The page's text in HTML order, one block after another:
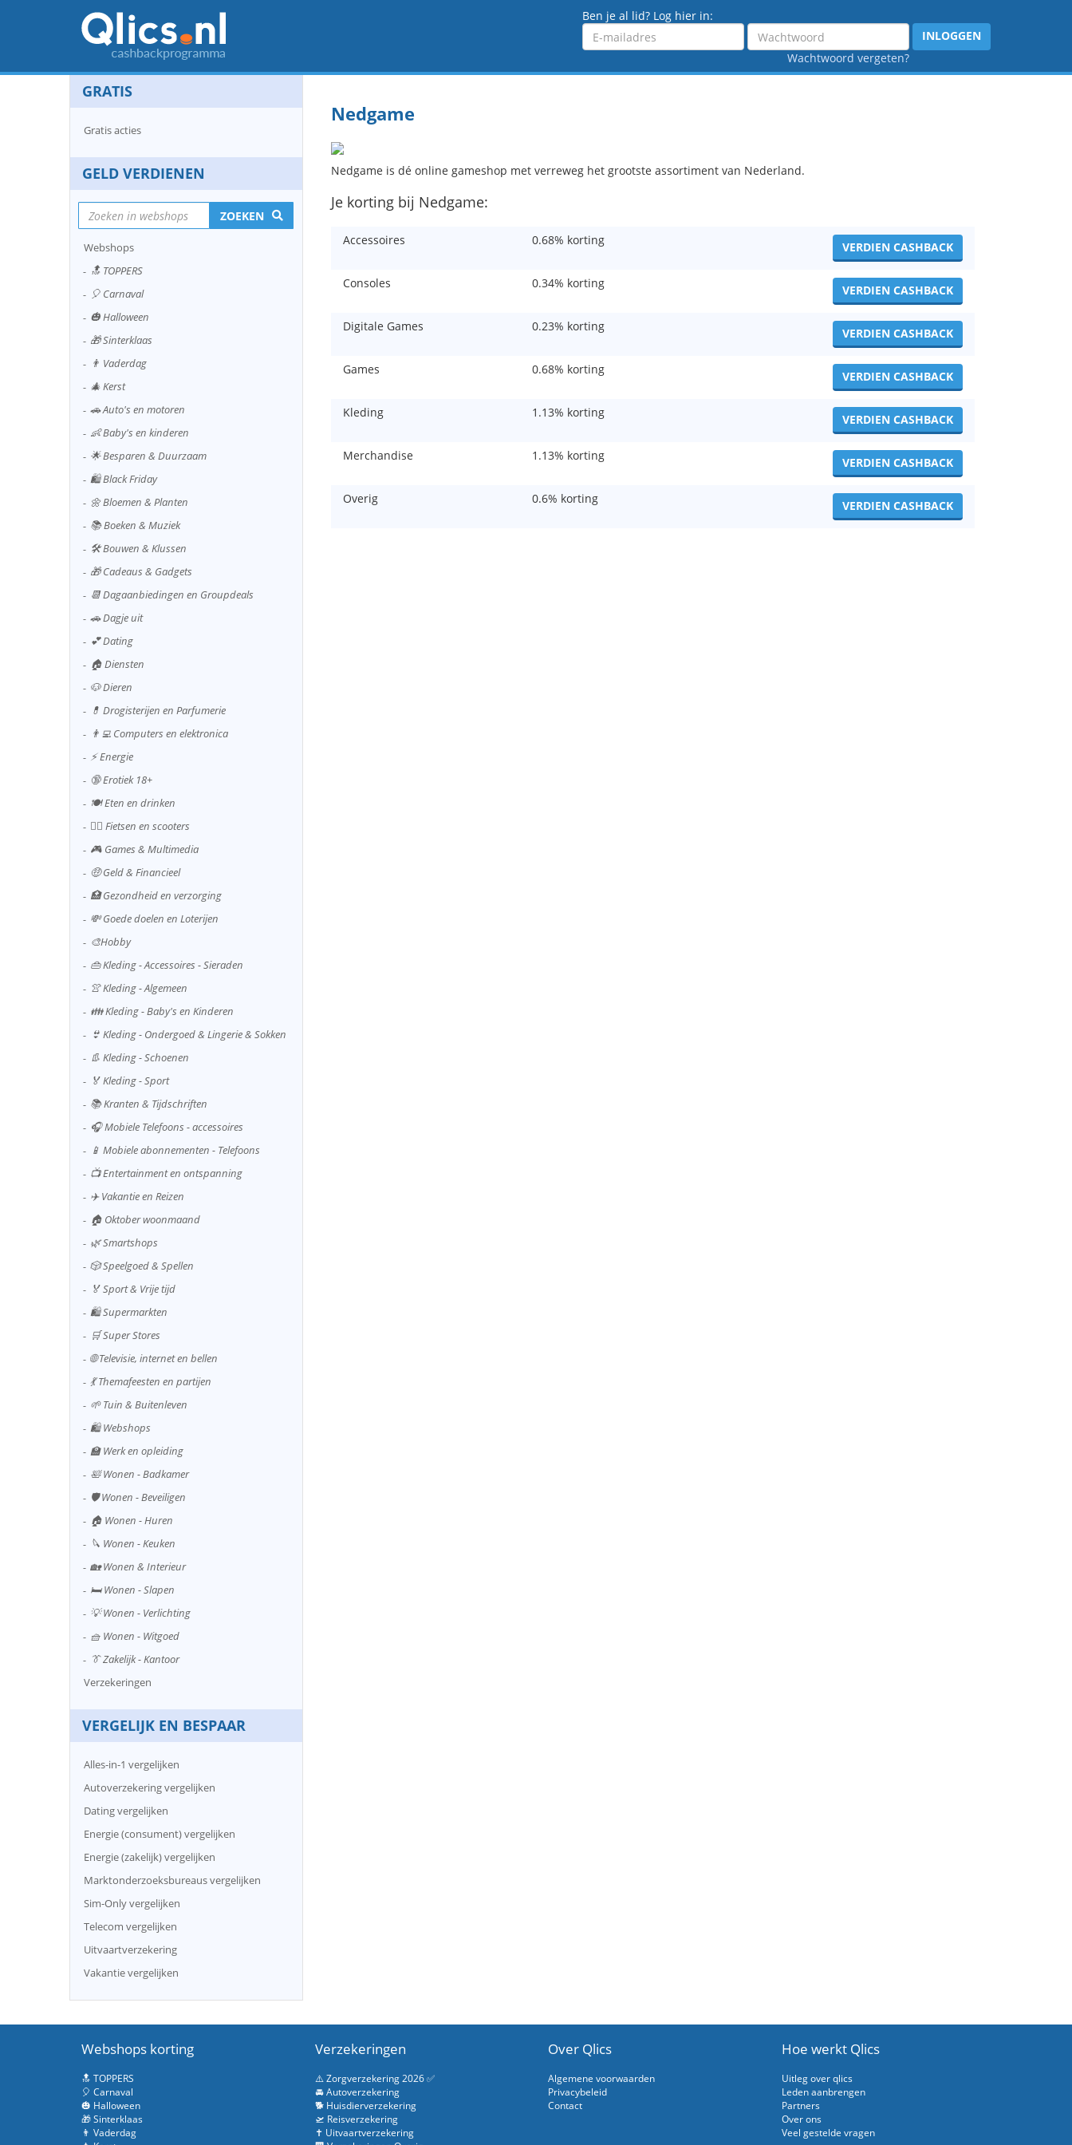
Ben je al lid? Log hier in:
Emailadres
Wachtwoord
Wachtwoord vergeten?
INLOGGEN
Nedgame
Nedgame is dé online gameshop met verreweg het grootste assortiment van Nederland.
Je korting bij Nedgame:
Accessoires 0.68% korting VERDIEN CASHBACK
Consoles 0.34% korting VERDIEN CASHBACK
Digitale Games 0.23% korting VERDIEN CASHBACK
Games 0.68% korting VERDIEN CASHBACK
Kleding 1.13% korting VERDIEN CASHBACK
Merchandise 1.13% korting VERDIEN CASHBACK
Overig 0.6% korting VERDIEN CASHBACK
GRATIS
Gratis acties
GELD VERDIENEN
ZOEKEN
Webshops
🔝 TOPPERS
🎈 Carnaval
🎃 Halloween
🎁 Sinterklaas
👨 Vaderdag
🎄 Kerst
🚗 Auto's en motoren
👶 Baby's en kinderen
🌟 Besparen & Duurzaam
🛍️ Black Friday
🌼 Bloemen & Planten
📚 Boeken & Muziek
🛠️ Bouwen & Klussen
🎁 Cadeaus & Gadgets
📆 Dagaanbiedingen en Groupdeals
🚗 Dagje uit
💕 Dating
🏠 Diensten
🐶 Dieren
💊 Drogisterijen en Parfumerie
👨‍💻 Computers en elektronica
⚡ Energie
🔞 Erotiek 18+
🍽️ Eten en drinken
🚴‍♂️ Fietsen en scooters
🎮 Games & Multimedia
🤑 Geld & Financieel
🏥 Gezondheid en verzorging
💸 Goede doelen en Loterijen
🎨Hobby
👜 Kleding - Accessoires - Sieraden
👚 Kleding - Algemeen
👪 Kleding - Baby's en Kinderen
👙 Kleding - Ondergoed & Lingerie & Sokken
👢 Kleding - Schoenen
🏅 Kleding - Sport
📚 Kranten & Tijdschriften
🎧 Mobiele Telefoons - accessoires
📱 Mobiele abonnementen - Telefoons
📺 Entertainment en ontspanning
✈️ Vakantie en Reizen
🏠 Oktober woonmaand
🌿 Smartshops
🎲 Speelgoed & Spellen
🏅 Sport & Vrije tijd
🛍️ Supermarkten
🛒 Super Stores
🌐 Televisie, internet en bellen
💃 Themafeesten en partijen
🌱 Tuin & Buitenleven
🛍️ Webshops
🏫 Werk en opleiding
🛀 Wonen - Badkamer
🛡️ Wonen - Beveiligen
🏠 Wonen - Huren
🔪 Wonen - Keuken
🏡 Wonen & Interieur
🛏️ Wonen - Slapen
💡 Wonen - Verlichting
🧺 Wonen - Witgoed
👔 Zakelijk - Kantoor
Verzekeringen
VERGELIJK EN BESPAAR
Alles-in-1 vergelijken
Autoverzekering vergelijken
Dating vergelijken
Energie (consument) vergelijken
Energie (zakelijk) vergelijken
Marktonderzoeksbureaus vergelijken
Sim-Only vergelijken
Telecom vergelijken
Uitvaartverzekering
Vakantie vergelijken
Webshops korting
🔝 TOPPERS
🎈 Carnaval
🎃 Halloween
🎁 Sinterklaas
👨 Vaderdag
Verzekeringen
⚠️ Zorgverzekering 2026 ✅
🚘 Autoverzekering
🐕 Huisdierverzekering
🛫 Reisverzekering
✝️ Uitvaartverzekering
Over Qlics
Algemene voorwaarden
Privacybeleid
Contact
Hoe werkt Qlics
Uitleg over qlics
Leden aanbrengen
Partners
Over ons
Veel gestelde vragen